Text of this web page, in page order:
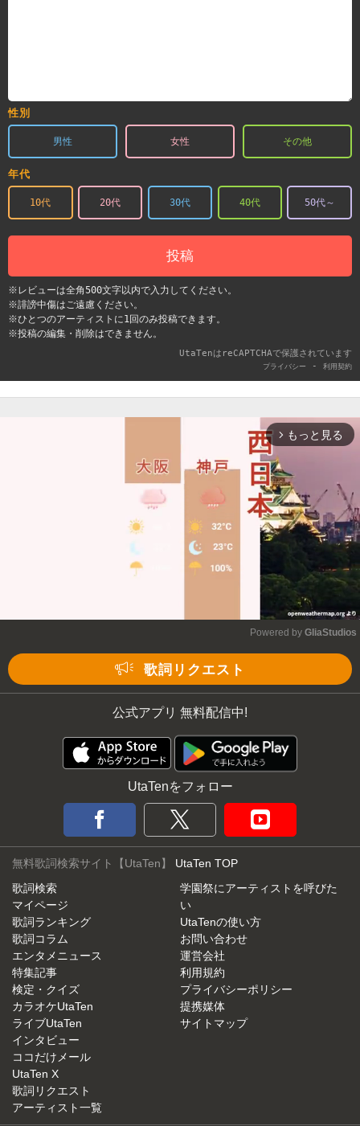
性別
男性 女性 その他
年代
10代 20代 30代 40代 50代～
投稿
※レビューは全角500文字以内で入力してください。
※誹謗中傷はご遠慮ください。
※ひとつのアーティストに1回のみ投稿できます。
※投稿の編集・削除はできません。
UtaTenはreCAPTCHAで保護されています
プライバシー - 利用契約
arrow_forward_ios もっと見る
Powered by GliaStudios
歌詞リクエスト
公式アプリ 無料配信中!
UtaTenをフォロー
無料歌詞検索サイト【UtaTen】 UtaTen TOP
歌詞検索
マイページ
歌詞ランキング
歌詞コラム
エンタメニュース
特集記事
検定・クイズ
カラオケUtaTen
ライブUtaTen
インタビュー
ココだけメール
UtaTen X
歌詞リクエスト
アーティスト一覧
学園祭にアーティストを呼びた
い
UtaTenの使い方
お問い合わせ
運営会社
利用規約
プライバシーポリシー
提携媒体
サイトマップ